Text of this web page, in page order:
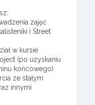
zajęć
i Street
w kursie
(po uzyskaniu
końcowego)
ze stałym
innymi